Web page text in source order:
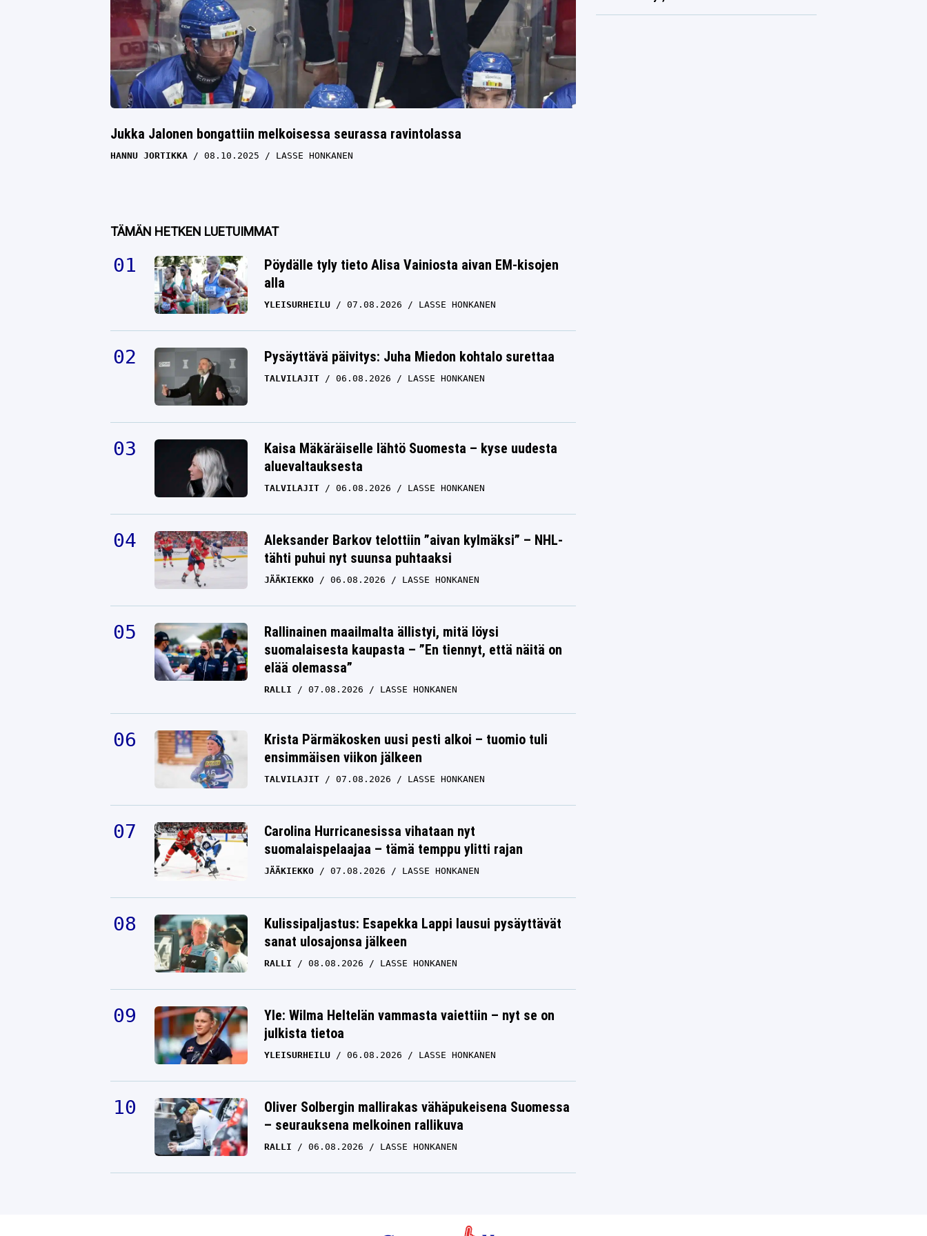
Jukka Jalonen bongattiin melkoisessa seurassa ravintolassa
HANNU JORTIKKA 08.10.2025 LASSE HONKANEN
TÄMÄN HETKEN LUETUIMMAT
Pöydälle tyly tieto Alisa Vainiosta aivan EM-kisojen
alla
YLEISURHEILU 07.08.2026 LASSE HONKANEN
Pysäyttävä päivitys: Juha Miedon kohtalo surettaa
TALVILAJIT 06.08.2026 LASSE HONKANEN
Kaisa Mäkäräiselle lähtö Suomesta – kyse uudesta
aluevaltauksesta
TALVILAJIT 06.08.2026 LASSE HONKANEN
Aleksander Barkov telottiin ”aivan kylmäksi” – NHL-
tähti puhui nyt suunsa puhtaaksi
JÄÄKIEKKO 06.08.2026 LASSE HONKANEN
Rallinainen maailmalta ällistyi, mitä löysi
suomalaisesta kaupasta – ”En tiennyt, että näitä on
elää olemassa”
RALLI 07.08.2026 LASSE HONKANEN
Krista Pärmäkosken uusi pesti alkoi – tuomio tuli
ensimmäisen viikon jälkeen
TALVILAJIT 07.08.2026 LASSE HONKANEN
Carolina Hurricanesissa vihataan nyt
suomalaispelaajaa – tämä temppu ylitti rajan
JÄÄKIEKKO 07.08.2026 LASSE HONKANEN
Kulissipaljastus: Esapekka Lappi lausui pysäyttävät
sanat ulosajonsa jälkeen
RALLI 08.08.2026 LASSE HONKANEN
Yle: Wilma Heltelän vammasta vaiettiin – nyt se on
julkista tietoa
YLEISURHEILU 06.08.2026 LASSE HONKANEN
Oliver Solbergin mallirakas vähäpukeisena Suomessa
– seurauksena melkoinen rallikuva
RALLI 06.08.2026 LASSE HONKANEN